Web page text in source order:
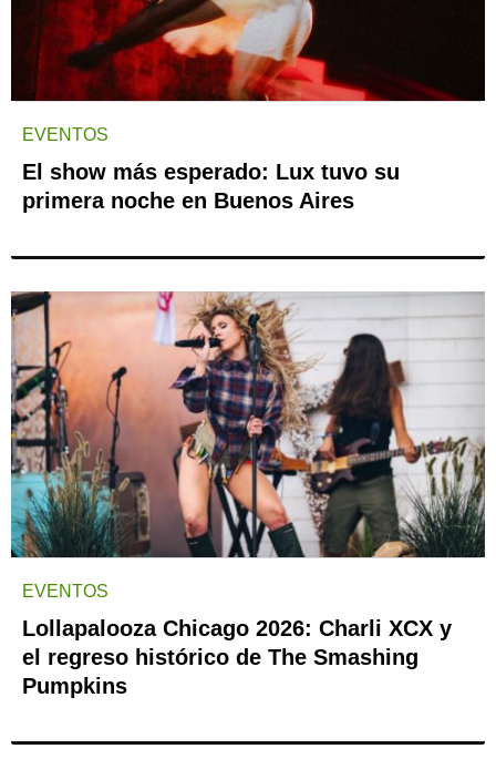
EVENTOS
El show más esperado: Lux tuvo su
primera noche en Buenos Aires
EVENTOS
Lollapalooza Chicago 2026: Charli XCX y
el regreso histórico de The Smashing
Pumpkins